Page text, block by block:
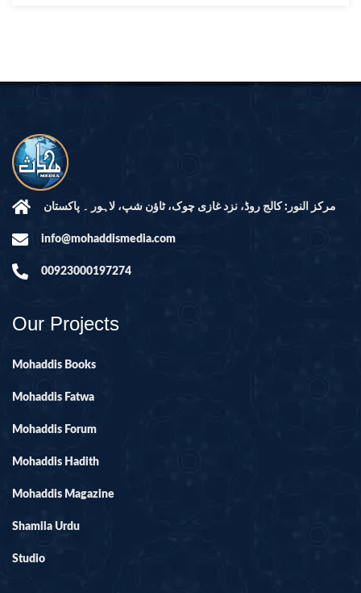
مرکز النور: کالج روڈ، نزد غازی چوک، ٹاؤن شپ، لاہور ۔ پاکستان
info@mohaddismedia.com
00923000197274
Our Projects
Mohaddis Books
Mohaddis Fatwa
Mohaddis Forum
Mohaddis Hadith
Mohaddis Magazine
Shamila Urdu
Studio